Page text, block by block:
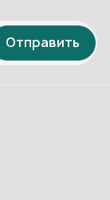
Отправить